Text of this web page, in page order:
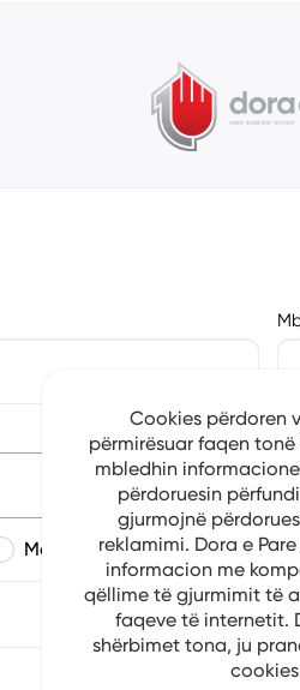
Mashkull Femër
Muaji
Cookies përdoren
përmirësuar faqen
mbledhin
përdoruesin
gjurmojnë
reklamimi. Dora e
informacion me
qëllime të gjurmimit të
faqeve të internetit.
shërbimet tona, ju